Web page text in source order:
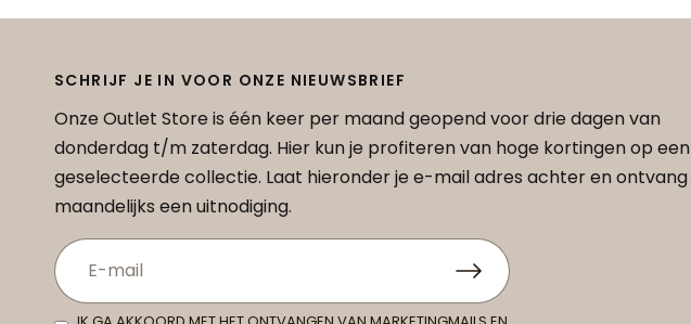
SCHRIJF JE IN VOOR ONZE NIEUWSBRIEF
Onze Outlet Store is één keer per maand geopend voor drie dagen van
donderdag t/m zaterdag. Hier kun je profiteren van hoge kortingen op een
geselecteerde collectie. Laat hieronder je e-mail adres achter en ontvang
maandelijks een uitnodiging.